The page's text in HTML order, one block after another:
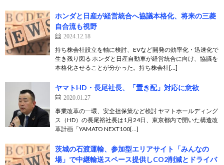
ホンダと日産が経営統合へ協議本格化、将来の三菱
自合流も視野
2024.12.18
持ち株会社設立を軸に検討、EVなど開発の効率化・迅速化で
生き残り図る ホンダと日産自動車が経営統合に向け、協議を
本格化させることが分かった。持ち株会社[…]
ヤマトHD・長尾社長、「置き配」対応に意欲
2020.01.27
事業改革の一環、安全担保策など検討 ヤマトホールディング
ス（HD）の長尾裕社長は1月24日、東京都内で開いた構造改
革計画「YAMATO NEXT100[…]
茨城の石渡運輸、参加型エリアサイト「みんなの
場」で中継輸送スペース提供しCO2削減とドライバ